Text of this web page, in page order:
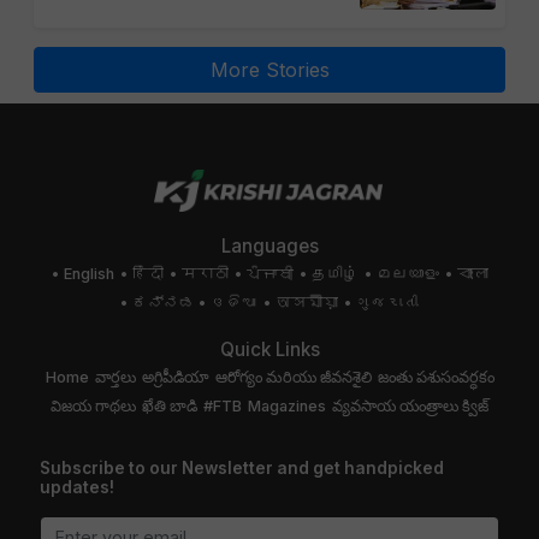
More Stories
Languages
English हिंदी मराठी ਪੰਜਾਬੀ தமிழ் മലയാളം
বাংলা
ಕನ್ನಡ
ଓଡିଆ অসমীয়া ગુજરાતી
Quick Links
Home వార్తలు అగ్రిపీడియా ఆరోగ్యం మరియు జీవనశైలి జంతు పశుసంవర్ధకం
విజయ గాథలు ఖేతి బాడి #FTB Magazines వ్యవసాయ యంత్రాలు క్విజ్
Subscribe to our Newsletter and get handpicked
updates!